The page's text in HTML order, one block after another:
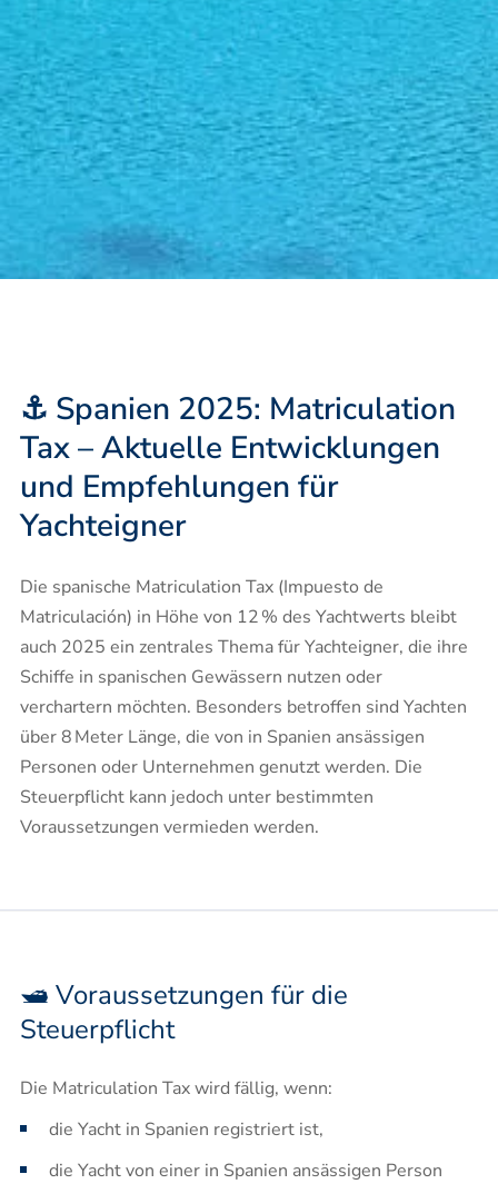
⚓ Spanien 2025: Matriculation
Tax – Aktuelle Entwicklungen
und Empfehlungen für
Yachteigner
Die spanische Matriculation Tax (Impuesto de
Matriculación) in Höhe von 12 % des Yachtwerts bleibt
auch 2025 ein zentrales Thema für Yachteigner, die ihre
Schiffe in spanischen Gewässern nutzen oder
verchartern möchten. Besonders betroffen sind Yachten
über 8 Meter Länge, die von in Spanien ansässigen
Personen oder Unternehmen genutzt werden. Die
Steuerpflicht kann jedoch unter bestimmten
Voraussetzungen vermieden werden.
🛥️ Voraussetzungen für die
Steuerpflicht
Die Matriculation Tax wird fällig, wenn:
die Yacht in Spanien registriert ist,
die Yacht von einer in Spanien ansässigen Person